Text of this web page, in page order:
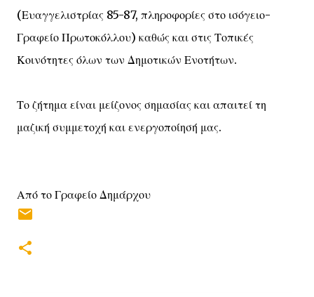
(Ευαγγελιστρίας 85-87, πληροφορίες στο ισόγειο-
Γραφείο Πρωτοκόλλου) καθώς και στις Τοπικές
Κοινότητες όλων των Δημοτικών Ενοτήτων.
Το ζήτημα είναι μείζονος σημασίας και απαιτεί τη
μαζική συμμετοχή και ενεργοποίησή μας.
Από το Γραφείο Δημάρχου